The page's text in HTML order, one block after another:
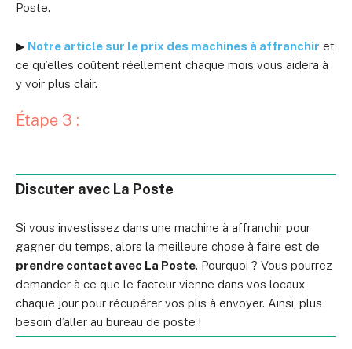
Poste.
▶ Notre article sur le prix des machines à affranchir et
ce qu’elles coûtent réellement chaque mois vous aidera à
y voir plus clair.
Étape 3 :
Discuter avec La Poste
Si vous investissez dans une machine à affranchir pour
gagner du temps, alors la meilleure chose à faire est de
prendre contact avec La Poste. Pourquoi ? Vous pourrez
demander à ce que le facteur vienne dans vos locaux
chaque jour pour récupérer vos plis à envoyer. Ainsi, plus
besoin d’aller au bureau de poste !